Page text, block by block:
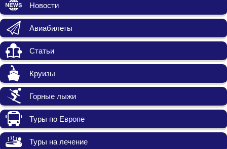
Новости
Авиабилеты
Статьи
Круизы
Горные лыжи
Туры по Европе
Туры на лечение